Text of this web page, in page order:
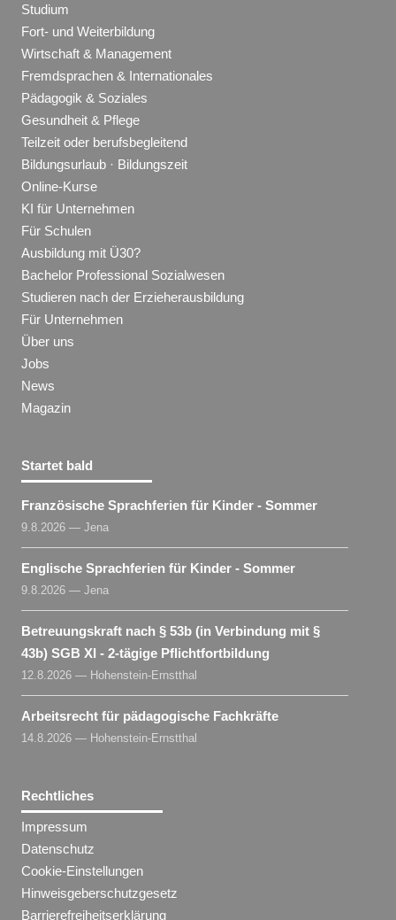
Studium
Fort- und Weiterbildung
Wirtschaft & Management
Fremdsprachen & Internationales
Pädagogik & Soziales
Gesundheit & Pflege
Teilzeit oder berufsbegleitend
Bildungsurlaub · Bildungszeit
Online-Kurse
KI für Unternehmen
Für Schulen
Ausbildung mit Ü30?
Bachelor Professional Sozialwesen
Studieren nach der Erzieherausbildung
Für Unternehmen
Über uns
Jobs
News
Magazin
Startet bald
Französische Sprachferien für Kinder - Sommer
9.8.2026 — Jena
Englische Sprachferien für Kinder - Sommer
9.8.2026 — Jena
Betreuungskraft nach § 53b (in Verbindung mit §
43b) SGB XI - 2-tägige Pflichtfortbildung
12.8.2026 — Hohenstein-Ernstthal
Arbeitsrecht für pädagogische Fachkräfte
14.8.2026 — Hohenstein-Ernstthal
Rechtliches
Impressum
Datenschutz
Cookie-Einstellungen
Hinweisgeberschutzgesetz
Barrierefreiheitserklärung